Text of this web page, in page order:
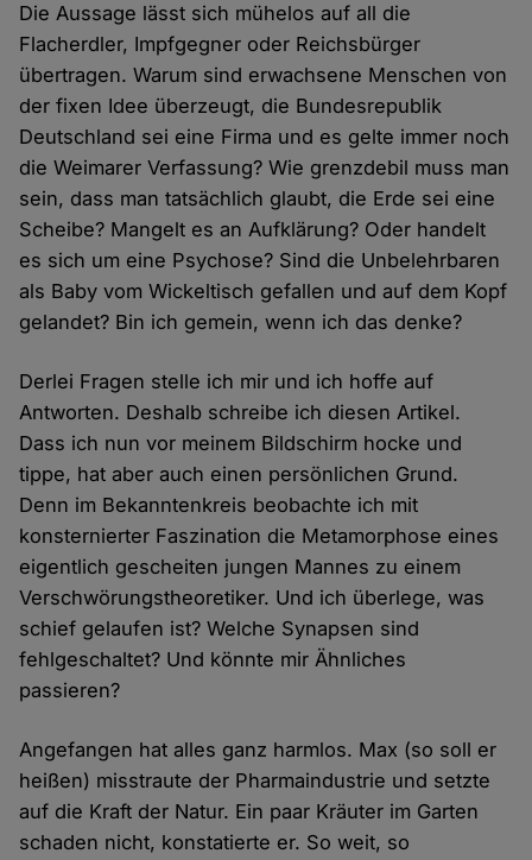
Die Aussage lässt sich mühelos auf all die
Flacherdler, Impfgegner oder Reichsbürger
übertragen. Warum sind erwachsene Menschen von
der fixen Idee überzeugt, die Bundesrepublik
Deutschland sei eine Firma und es gelte immer noch
die Weimarer Verfassung? Wie grenzdebil muss man
sein, dass man tatsächlich glaubt, die Erde sei eine
Scheibe? Mangelt es an Aufklärung? Oder handelt
es sich um eine Psychose? Sind die Unbelehrbaren
als Baby vom Wickeltisch gefallen und auf dem Kopf
gelandet? Bin ich gemein, wenn ich das denke?
Derlei Fragen stelle ich mir und ich hoffe auf
Antworten. Deshalb schreibe ich diesen Artikel.
Dass ich nun vor meinem Bildschirm hocke und
tippe, hat aber auch einen persönlichen Grund.
Denn im Bekanntenkreis beobachte ich mit
konsternierter Faszination die Metamorphose eines
eigentlich gescheiten jungen Mannes zu einem
Verschwörungstheoretiker. Und ich überlege, was
schief gelaufen ist? Welche Synapsen sind
fehlgeschaltet? Und könnte mir Ähnliches
passieren?
Angefangen hat alles ganz harmlos. Max (so soll er
heißen) misstraute der Pharmaindustrie und setzte
auf die Kraft der Natur. Ein paar Kräuter im Garten
schaden nicht, konstatierte er. So weit, so